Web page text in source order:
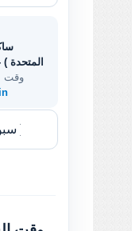
المتحدة )